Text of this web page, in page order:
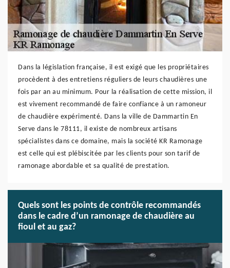
Dans la législation française, il est exigé que les propriétaires
procèdent à des entretiens réguliers de leurs chaudières une
fois par an au minimum. Pour la réalisation de cette mission, il
est vivement recommandé de faire confiance à un ramoneur
de chaudière expérimenté. Dans la ville de Dammartin En
Serve dans le 78111, il existe de nombreux artisans
spécialistes dans ce domaine, mais la société KR Ramonage
est celle qui est plébiscitée par les clients pour son tarif de
ramonage abordable et sa qualité de prestation.
Quels sont les points de contrôle recommandés
dans le cadre d’un ramonage de chaudière au
fioul et au gaz?